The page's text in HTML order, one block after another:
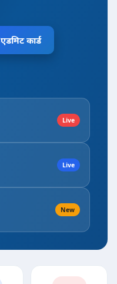
एडमिट कार्ड
Live
Live
New